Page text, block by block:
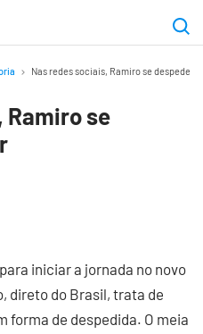
Nas redes sociais, Ramiro se despede
Ramiro se
iniciar a jornada no novo
direto do Brasil, trata de
forma de despedida. O meia